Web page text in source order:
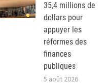
35,4 millions de
dollars pour
appuyer les
réformes des
finances
publiques
5 août 2026